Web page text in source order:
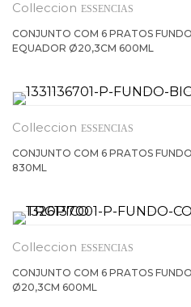
ESSENCIAS
CONJUNTO COM 6 PRATOS
EQUADOR Ø20,3CM 600ML
ESSENCIAS
CONJUNTO COM 6 PRATOS
830ML
ESSENCIAS
CONJUNTO COM 6 PRATOS
Ø20,3CM 600ML